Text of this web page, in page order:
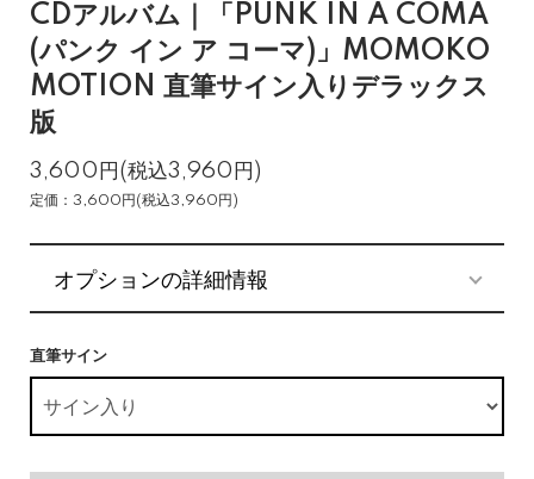
CDアルバム｜「PUNK IN A COMA
(パンク イン ア コーマ)」MOMOKO
MOTION 直筆サイン入りデラックス
版
3,600円(税込3,960円)
定価：3,600円(税込3,960円)
オプションの詳細情報
直筆サイン